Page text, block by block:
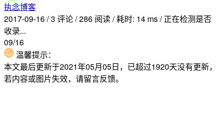
执念博客
2017-09-16/3 评论/286 阅读/耗时: 14 ms/ 正在检测是否
收录...
09/16
温馨提示：
本文最后更新于2021年05月05日，已超过1920天没有更新，
若内容或图片失效，请留言反馈。